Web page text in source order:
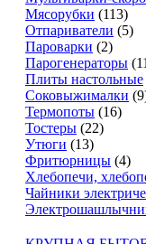
Мясорубки (113)
Отпариватели (5)
Пароварки (2)
Парогенераторы
Плиты настольные
Соковыжималки
Термопоты (16)
Тостеры (22)
Утюги (13)
Фритюрницы (4)
Хлебопечи,
Чайники